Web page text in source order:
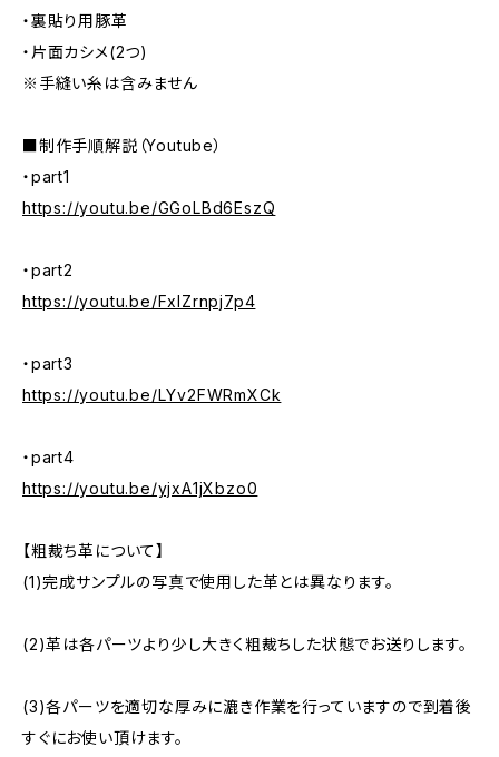
・裏貼り用豚革
・片面カシメ(2つ)
※手縫い糸は含みません
■制作手順解説（Youtube）
・part1
https://youtu.be/GGoLBd6EszQ
・part2
https://youtu.be/FxlZrnpj7p4
・part3
https://youtu.be/LYv2FWRmXCk
・part4
https://youtu.be/yjxA1jXbzo0
【粗裁ち革について】
(1)完成サンプルの写真で使用した革とは異なります。
(2)革は各パーツより少し大きく粗裁ちした状態でお送りします。
(3)各パーツを適切な厚みに漉き作業を行っていますので到着後
すぐにお使い頂けます。